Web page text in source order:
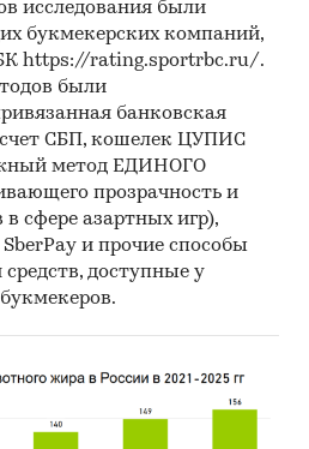
налоговой
государственной
и законодательства
потреблению,
и импорту
ограничениям,
налогам, а также
формам
на рынке
учетом текущих и
компаний, с поправкой
и представителей
исследования были
букмекерских компаний,
https://rating.sportrbc.ru/.
были
банковская
СБП, кошелек ЦУПИС
метод ЕДИНОГО
прозрачность и
в сфере азартных игр),
и прочие способы
доступные у